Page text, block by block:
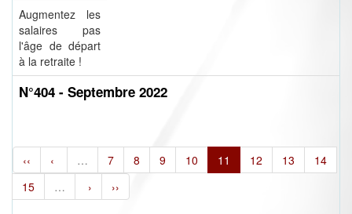
Augmentez les
salaires pas
l'âge de départ
à la retraite !
N°404 - Septembre 2022
‹‹ ‹ … 7 8 9 10 11 12 13
14
15
… › ››